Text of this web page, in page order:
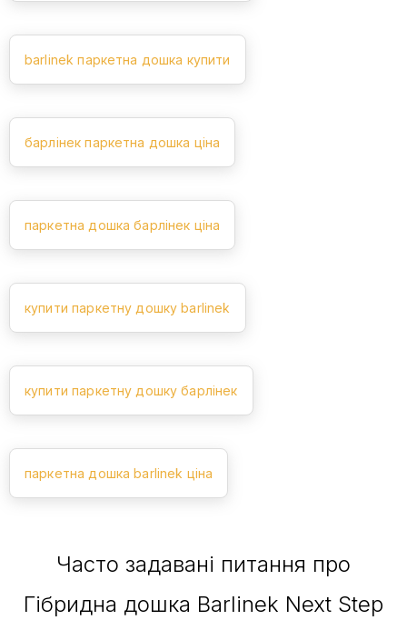
barlinek паркетна дошка купити
барлінек паркетна дошка ціна
паркетна дошка барлінек ціна
купити паркетну дошку barlinek
купити паркетну дошку барлінек
паркетна дошка barlinek ціна
Часто задавані питання про
Гібридна дошка Barlinek Next Step